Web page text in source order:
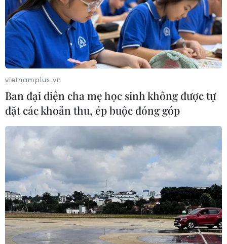
Việt Nam có thể quan sát hai trận mưa sao
băng trong tháng Mười
06/10/2018 22:22
Người yêu thiên văn ở Việt Nam có khả năng quan sát
được hai trận mưa sao băng trên bầu trời vào ngày 8
và 21 tháng Mười.
vietnamplus.vn
Ban đại diện cha mẹ học sinh không được tự
đặt các khoản thu, ép buộc đóng góp